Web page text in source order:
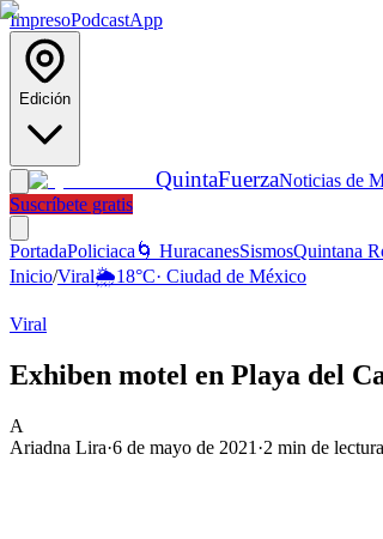
ImpresoPodcastApp
Edición
QuintaFuerzaNoticias de
Suscríbete gratis
PortadaPoliciaca 🌀 HuracanesSismosQuintana
Inicio/Viral🌦️18°C· Ciudad de México
Viral
Exhiben motel en Playa del
A
Ariadna Lira·6 de mayo de 2021 ·2 min de lectura